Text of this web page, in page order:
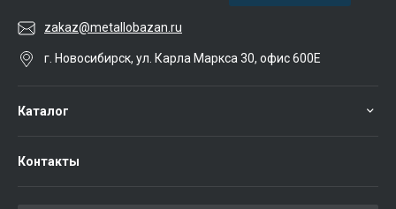
zakaz@metallobazan.ru
г. Новосибирск, ул. Карла Маркса 30, офис 600Е
Каталог
Контакты